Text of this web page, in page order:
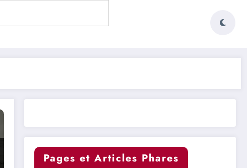
Pages et Articles Phares